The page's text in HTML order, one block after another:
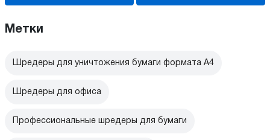
Метки
Шредеры для уничтожения бумаги формата А4
Шредеры для офиса
Профессиональные шредеры для бумаги